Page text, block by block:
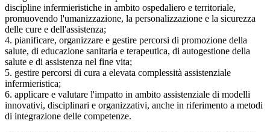
discipline infermieristiche in ambito ospedaliero e territoriale,
promuovendo l'umanizzazione, la personalizzazione e la sicurezza
delle cure e dell'assistenza;
4. pianificare, organizzare e gestire percorsi di promozione della
salute, di educazione sanitaria e terapeutica, di autogestione della
salute e di assistenza nel fine vita;
5. gestire percorsi di cura a elevata complessità assistenziale
infermieristica;
6. applicare e valutare l'impatto in ambito assistenziale di modelli
innovativi, disciplinari e organizzativi, anche in riferimento a metodi
di integrazione delle competenze.